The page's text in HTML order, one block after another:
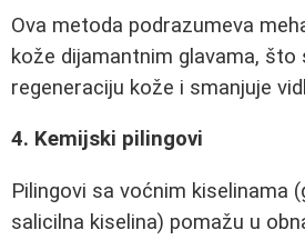
Ova metoda podrazumeva
kože dijamantnim glavama, što
regeneraciju kože i smanjuje
4. Kemijski pilingovi
Pilingovi sa voćnim kiselinama
salicilna kiselina) pomažu u